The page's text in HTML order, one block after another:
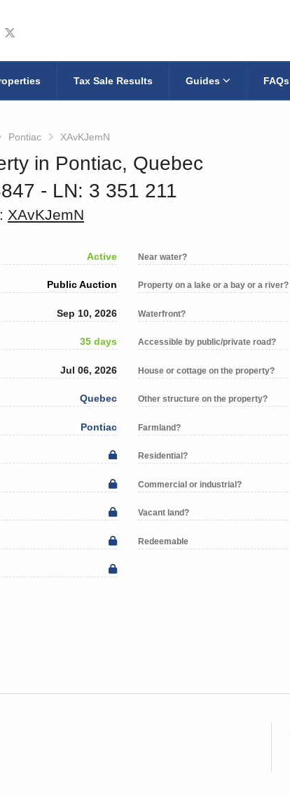
us on Facebook
Follow us on Twitter
Tax Sale Results Guides FAQs
Pontiac XAvKJemN
in Pontiac, Quebec
‐ LN: 3 351 211
XAvKJemN
Active
Public Auction
Sep 10, 2026
35 days
Jul 06, 2026
Quebec
Pontiac
Near water?
Property on a lake or a bay or a river?
Waterfront?
Accessible by public/private road?
House or cottage on the property?
Other structure on the property?
Farmland?
Residential?
Commercial or industrial?
Vacant land?
Redeemable